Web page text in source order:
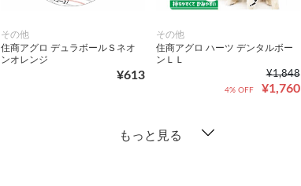
その他
住商アグロ デュラボールＳネオ
ンオレンジ
¥613
その他
住商アグロ ハーツ デンタルボー
ンＬＬ
¥1,848
¥1,760
4% OFF
もっと見る